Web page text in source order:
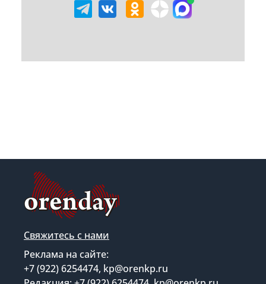
Свяжитесь с нами
Реклама на сайте:
+7 (922) 6254474, kp@orenkp.ru